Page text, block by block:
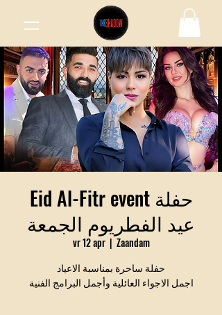
Eid Al-Fitr event حفلة
عيد الفطريوم الجمعة
vr 12 apr
  |
Zaandam
حفلة ساحرة بمناسبة الاعياد